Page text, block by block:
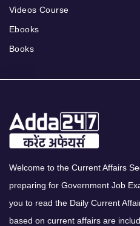
Videos Course
Ebooks
Books
Welcome to the Current Affairs
preparing for Government Job
you to read the Daily Current
based on current affairs are